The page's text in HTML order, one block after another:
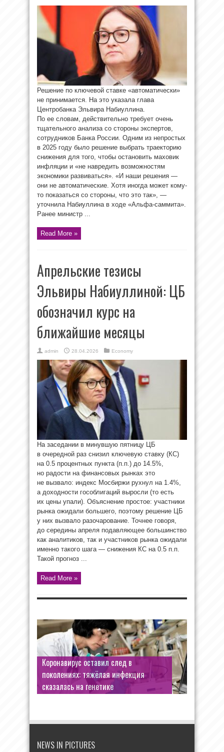
Решение по ключевой ставке «автоматически»
не принимается. На это указала глава
Центробанка Эльвира Набиуллина.
По ее словам, действительно требует очень
тщательного анализа со стороны экспертов,
сотрудников Банка России. Одним из непростых
в 2025 году было решение выбрать траекторию
снижения для того, чтобы остановить маховик
инфляции и «не навредить возможностям
экономики развиваться». «И наши решения —
они не автоматические. Хотя иногда может кому-
то показаться со стороны, что это так», —
уточнила Набиуллина в ходе «Альфа-саммита».
Ранее министр ...
Read More »
Апрельские тезисы
Эльвиры Набиуллиной: ЦБ
обозначил курс на
ближайшие месяцы
admin 28.04.2026 Economy
На заседании в минувшую пятницу ЦБ
в очередной раз снизил ключевую ставку (КС)
на 0.5 процентных пункта (п.п.) до 14.5%,
но радости на финансовых рынках это
не вызвало: индекс Мосбиржи рухнул на 1.4%,
а доходности гособлигаций выросли (то есть
их цены упали). Объяснение простое: участники
рынка ожидали большего, поэтому решение ЦБ
у них вызвало разочарование. Точнее говоря,
до середины апреля подавляющее большинство
как аналитиков, так и участников рынка ожидали
именно такого шага — снижения КС на 0.5 п.п.
Такой прогноз ...
Read More »
Коронавирус оставил след в
поколениях: тяжёлая инфекция
сказалась на генетике
NEWS IN PICTURES